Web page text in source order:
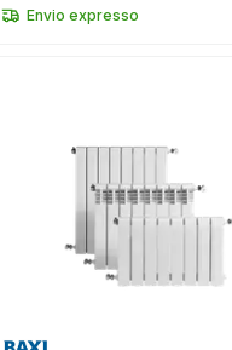
Envio expresso